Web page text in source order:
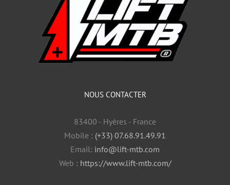
NOUS CONTACTER
83400 - Hyères - France
Mobile : (+33) 07.68.91.49.91
Email: info@lift-mtb.com
Web : https://www.lift-mtb.com/